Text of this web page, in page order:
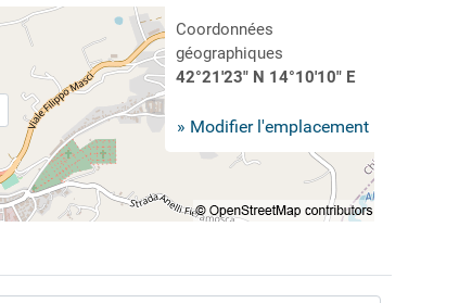
Coordonnées
géographiques
42°21'23" N 14°10'10" E
» Modifier l'emplacement